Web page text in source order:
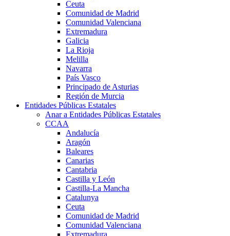
Ceuta
Comunidad de Madrid
Comunidad Valenciana
Extremadura
Galicia
La Rioja
Melilla
Navarra
País Vasco
Principado de Asturias
Región de Murcia
Entidades Públicas Estatales
Anar a Entidades Públicas Estatales
CCAA
Andalucía
Aragón
Baleares
Canarias
Cantabria
Castilla y León
Castilla-La Mancha
Catalunya
Ceuta
Comunidad de Madrid
Comunidad Valenciana
Extremadura